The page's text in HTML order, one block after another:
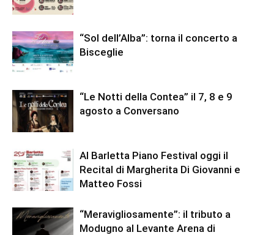
“Sol dell’Alba”: torna il concerto a
Bisceglie
“Le Notti della Contea” il 7, 8 e 9
agosto a Conversano
Al Barletta Piano Festival oggi il
Recital di Margherita Di Giovanni e
Matteo Fossi
“Meravigliosamente”: il tributo a
Modugno al Levante Arena di